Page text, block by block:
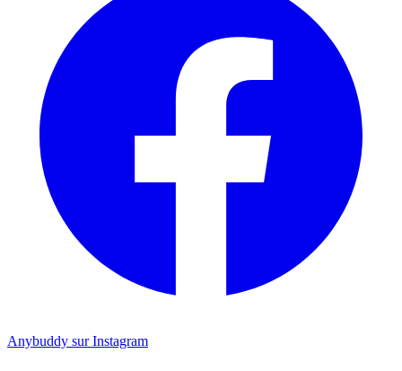
Anybuddy sur Instagram